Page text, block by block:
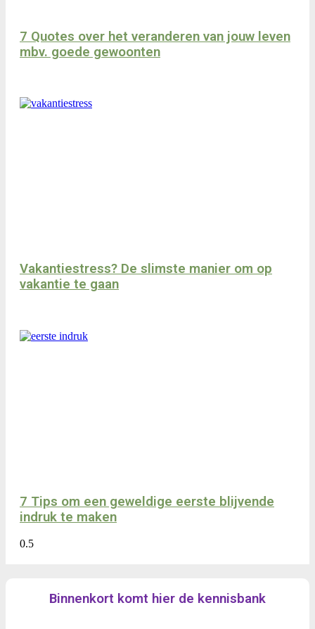
7 Quotes over het veranderen van jouw leven
mbv. goede gewoonten
Vakantiestress? De slimste manier om op
vakantie te gaan
7 Tips om een geweldige eerste blijvende
indruk te maken
Binnenkort komt hier de kennisbank